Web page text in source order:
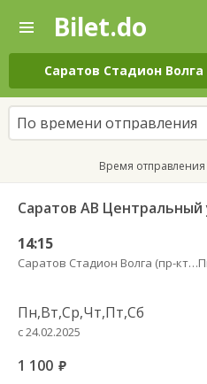
—
Поиск
и
покупка
билетов
на
автобус
онлайн
Bilet.do
По времени отправления
Время
14:15
Саратов Стадион Волга (пр-кт Энтузиастов, 18 А)
Пн,Вт,Ср,Чт,Пт,Сб
с 24.02.2025
1 100 руб.